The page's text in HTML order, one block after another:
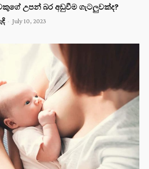
උපන් බර අඩුවීම ගැටලුවක්ද?
- July 10, 2023